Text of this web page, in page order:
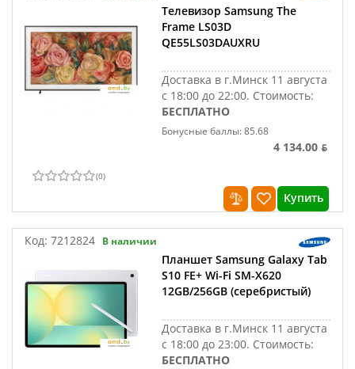
Телевизор Samsung The
Frame LS03D
QE55LS03DAUXRU
Доставка в г.Минск 11 августа
с 18:00 до 22:00. Стоимость:
БЕСПЛАТНО
Бонусные баллы: 85.68
4 134.00 ƃ
(0)
Купить
Код: 7212824 В наличии
Планшет Samsung Galaxy Tab
S10 FE+ Wi-Fi SM-X620
12GB/256GB (серебристый)
Доставка в г.Минск 11 августа
с 18:00 до 23:00. Стоимость:
БЕСПЛАТНО